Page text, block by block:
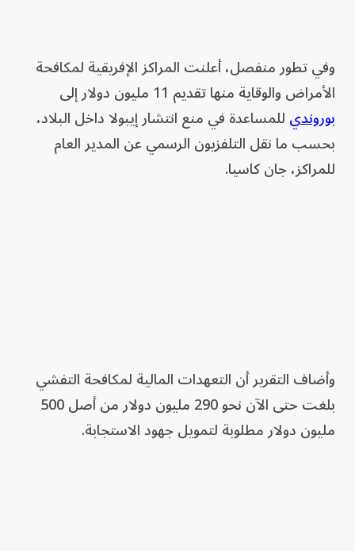
وفي تطور منفصل، أعلنت المراكز الإفريقية لمكافحة
الأمراض والوقاية منها تقديم 11 مليون دولار إلى
بورونديللمساعدة في منع انتشار إيبولا داخل البلاد،
بحسب ما نقل التلفزيون الرسمي عن المدير العام
للمراكز، جان كاسيا.
وأضاف التقرير أن التعهدات المالية لمكافحة التفشي
بلغت حتى الآن نحو 290 مليون دولار من أصل 500
مليون دولار مطلوبة لتمويل جهود الاستجابة.